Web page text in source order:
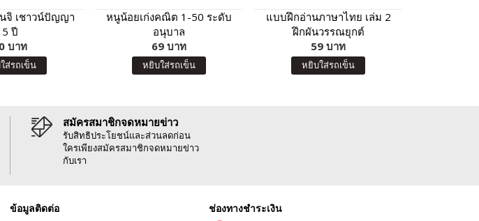
จิ เชาวน์ปัญญา
5 ปี
บาท
ส่รถเข็น
หนูน้อยเก่งคณิต 1-50 ระดับ
อนุบาล
69 บาท
หยิบใส่รถเข็น
แบบฝึกอ่านภาษาไทย เล่ม 2
ฝึกผันวรรณยุกต์
59 บาท
หยิบใส่รถเข็น
สมัครสมาชิกจดหมายข่าว
รับสิทธิประโยชน์และส่วนลดก่อน
ใครเพียงสมัครสมาชิกจดหมายข่าว
กับเรา
ข้อมูลติดต่อ ช่องทางชำระเงิน